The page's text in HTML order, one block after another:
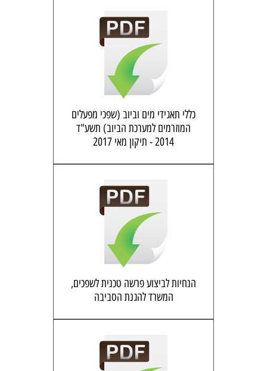
כללי תאגידי מים וביוב (שפכי מפעלים
המוזרמים למערכת הביוב) תשע"ד
2014 - תיקון מאי 2017
הנחיות לביצוע פרשה טכנית לשפכים,
המשרד להגנת הסביבה